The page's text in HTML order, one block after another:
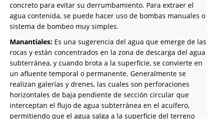
concreto para evitar su derrumbamiento. Para extraer el
agua contenida, se puede hacer uso de bombas manuales o
sistema de bombeo muy simples.
Manantiales: Es una sugerencia del agua que emerge de las
rocas y están concentrados en la zona de descarga del agua
subterránea, y cuando brota a la superficie, se convierte en
un afluente temporal o permanente. Generalmente se
realizan galerías y drenes, las cuales son perforaciones
horizontales de baja pendiente de sección circular que
interceptan el flujo de agua subterránea en el acuífero,
permitiendo que el agua salga a la superficie del terreno